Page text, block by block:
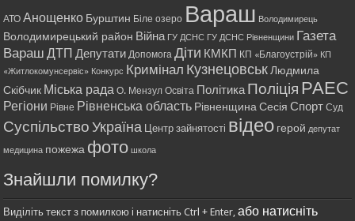
АТО Анощенко Бурштин Біле озеро Вараш Володимирець
Володимирецький район Війна ГУ ДСНС ГУ ДСНС Рівненщини Газета
Вараш ДТП Депутати Допомога Діти КМКП КП «Благоустрій» КП
«Житлокомунсервіс» Конкурс Кримінал Кузнецовськ Людмила
Скібчик Міська рада О. Мензул Освіта ПолітикаПоліція РАЕС
Регіони Рівне Рівненська область Рівненщина Сесія Спорт Суд
Суспільство Україна Центр зайнятості відео герой депутат
медицина пожежа фото школа
Знайшли помилку?
Виділіть текст з помилкою і натисніть Ctrl + Enter,або натисніть